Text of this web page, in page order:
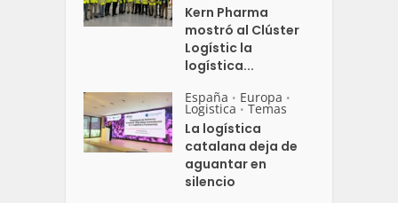
Kern Pharma
mostró al Clúster
Logístic la
logística...
España • Europa •
Logistica • Temas
La logística
catalana deja de
aguantar en
silencio